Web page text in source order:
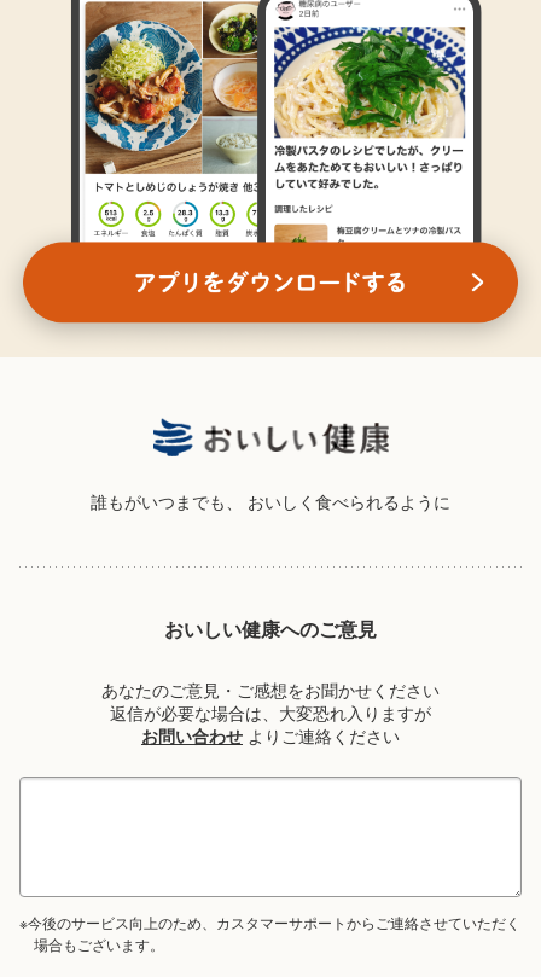
誰もがいつまでも、 おいしく食べられるように
おいしい健康へのご意見
あなたのご意見・ご感想をお聞かせください
返信が必要な場合は、大変恐れ入りますが
お問い合わせ よりご連絡ください
※今後のサービス向上のため、カスタマーサポートからご連絡させていただく
場合もございます。